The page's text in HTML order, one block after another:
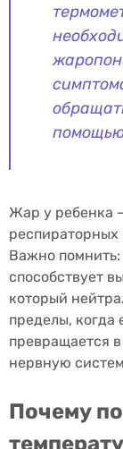
Жар у ребенка
респираторных
Важно
способствует
который
пределы, когда
превращается
нервную
Почему